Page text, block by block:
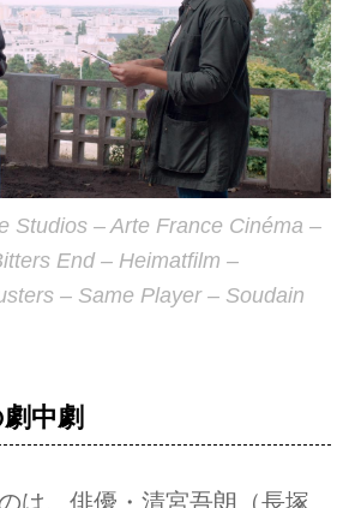
Studios – Arte France Cinéma –
End – Heimatfilm –
– Same Player – Soudain
中劇
は、俳優・清宮吾朗（長塚